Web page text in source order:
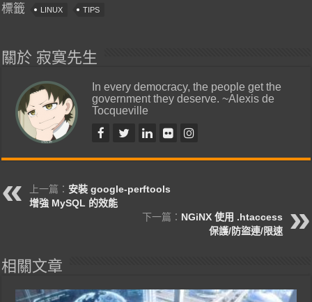
標籤 LINUX TIPS
關於 寂寞先生
In every democracy, the people get the
government they deserve. ~Alexis de
Tocqueville
上一篇： 安裝 google-perftools
增強 MySQL 的效能
下一篇： NGiNX 使用 .htaccess
保護/防盜連/限速
相關文章